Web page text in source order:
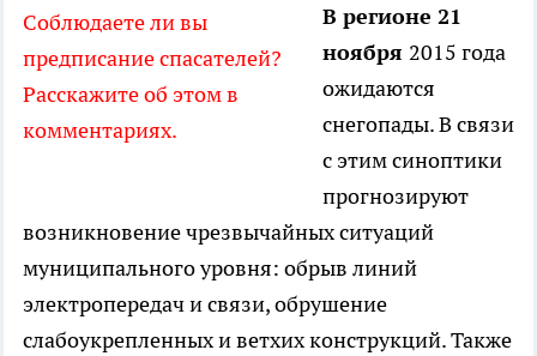
Соблюдаете ли вы
предписание спасателей?
Расскажите об этом в
комментариях.
В регионе 21
ноября 2015 года
ожидаются
снегопады. В связи
с этим синоптики
прогнозируют
возникновение чрезвычайных ситуаций
муниципального уровня: обрыв линий
электропередач и связи, обрушение
слабоукрепленных и ветхих конструкций. Также